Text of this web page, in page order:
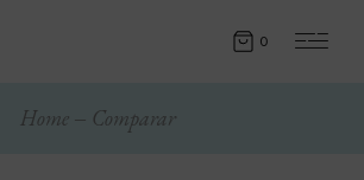
0
Home Comparar